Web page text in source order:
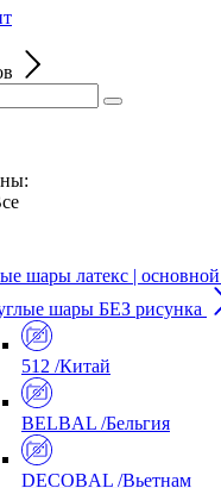
шары латекс | основной
шары БЕЗ рисунка
512 /Китай
BELBAL /Бельгия
DECOBAL /Вьетнам